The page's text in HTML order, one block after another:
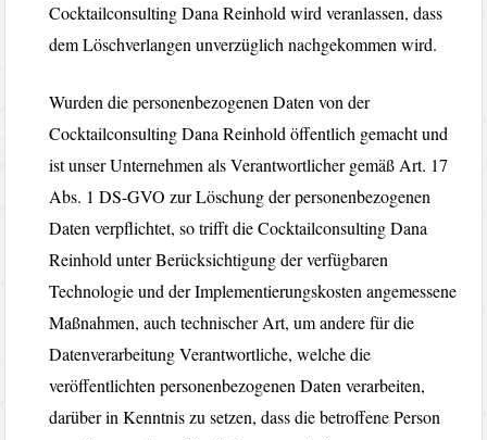
Cocktailconsulting Dana Reinhold wird veranlassen, dass
dem Löschverlangen unverzüglich nachgekommen wird.
Wurden die personenbezogenen Daten von der
Cocktailconsulting Dana Reinhold öffentlich gemacht und
ist unser Unternehmen als Verantwortlicher gemäß Art. 17
Abs. 1 DS-GVO zur Löschung der personenbezogenen
Daten verpflichtet, so trifft die Cocktailconsulting Dana
Reinhold unter Berücksichtigung der verfügbaren
Technologie und der Implementierungskosten angemessene
Maßnahmen, auch technischer Art, um andere für die
Datenverarbeitung Verantwortliche, welche die
veröffentlichten personenbezogenen Daten verarbeiten,
darüber in Kenntnis zu setzen, dass die betroffene Person